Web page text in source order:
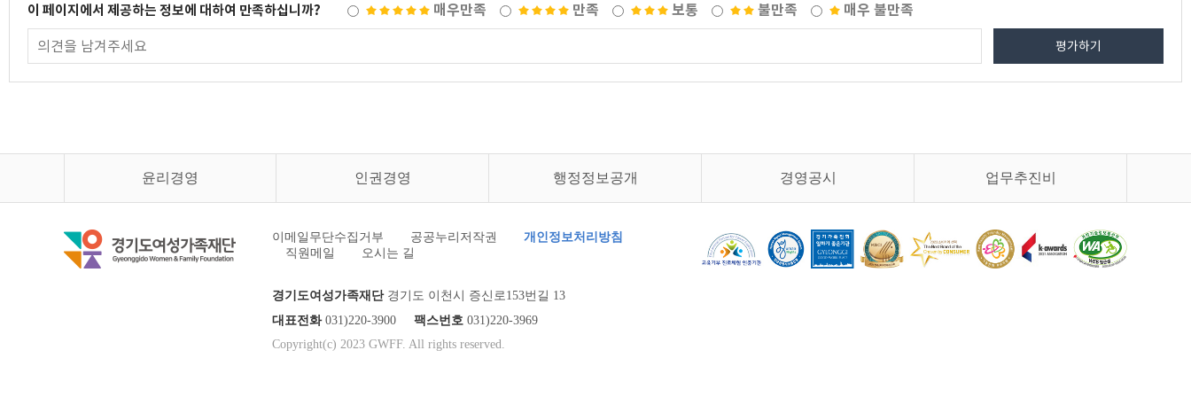
이 페이지에서 제공하는 정보에 대하여 만족하십니까? 매우만족 만족 보통 불만족 매우 불만족
평가하기
윤리경영 인권경영 행정정보공개 경영공시 업무추진비
이메일무단수집거부 공공누리저작권
개인정보처리방침
직원메일
오시는 길
경기도여성가족재단경기도 이천시 증신로153번길 13
대표전화031)220-3900 팩스번호 031)220-3969
Copyright(c) 2023 GWFF. All rights reserved.